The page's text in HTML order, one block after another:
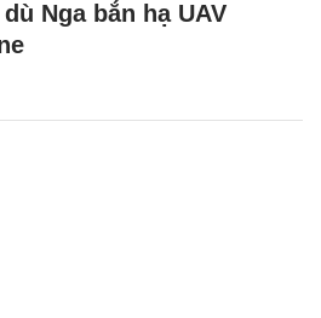
Nga bắn hạ UAV